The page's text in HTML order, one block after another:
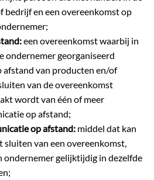
bedrijf en een overeenkomst op
een overeenkomst waarbij in
ondernemer georganiseerd
afstand van producten en/of
van de overeenkomst
wordt van één of meer
op afstand;
op afstand: middel dat kan
van een overeenkomst,
ondernemer gelijktijdig in dezelfde